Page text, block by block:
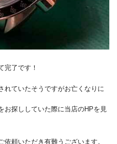
完了です！
れていたそうですがお亡くなりに
お探ししていた際に当店のHPを見
頼いただき有難うございます。